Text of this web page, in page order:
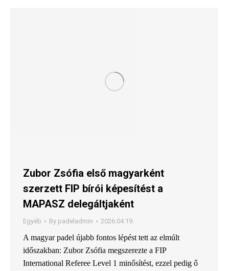
Zubor Zsófia első magyarként
szerzett FIP bírói képesítést a
MAPASZ delegáltjaként
Egyéb By padeladmin 2026.04.19.
A magyar padel újabb fontos lépést tett az elmúlt
időszakban: Zubor Zsófia megszerezte a FIP
International Referee Level 1 minősítést, ezzel pedig ő